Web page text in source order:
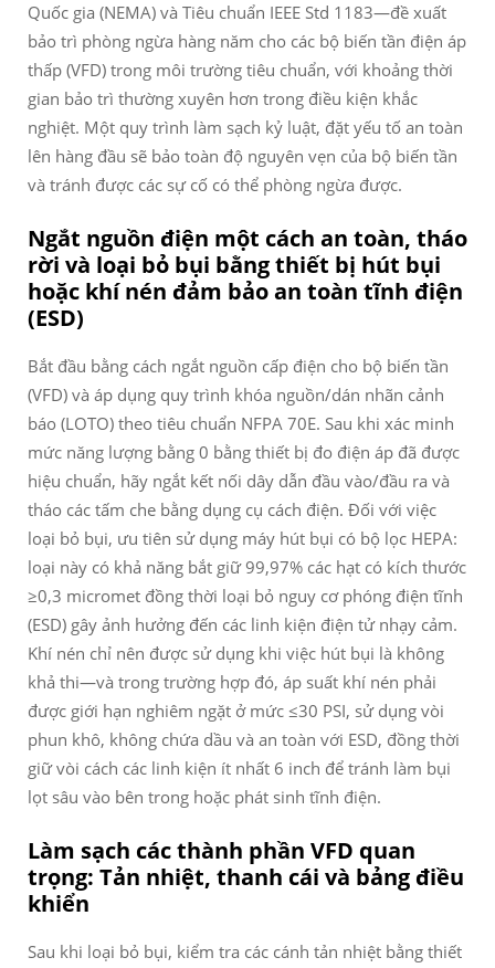
Quốc gia (NEMA) và Tiêu chuẩn IEEE Std 1183—đề xuất
bảo trì phòng ngừa hàng năm cho các bộ biến tần điện áp
thấp (VFD) trong môi trường tiêu chuẩn, với khoảng thời
gian bảo trì thường xuyên hơn trong điều kiện khắc
nghiệt. Một quy trình làm sạch kỷ luật, đặt yếu tố an toàn
lên hàng đầu sẽ bảo toàn độ nguyên vẹn của bộ biến tần
và tránh được các sự cố có thể phòng ngừa được.
Ngắt nguồn điện một cách an toàn, tháo
rời và loại bỏ bụi bằng thiết bị hút bụi
hoặc khí nén đảm bảo an toàn tĩnh điện
(ESD)
Bắt đầu bằng cách ngắt nguồn cấp điện cho bộ biến tần
(VFD) và áp dụng quy trình khóa nguồn/dán nhãn cảnh
báo (LOTO) theo tiêu chuẩn NFPA 70E. Sau khi xác minh
mức năng lượng bằng 0 bằng thiết bị đo điện áp đã được
hiệu chuẩn, hãy ngắt kết nối dây dẫn đầu vào/đầu ra và
tháo các tấm che bằng dụng cụ cách điện. Đối với việc
loại bỏ bụi, ưu tiên sử dụng máy hút bụi có bộ lọc HEPA:
loại này có khả năng bắt giữ 99,97% các hạt có kích thước
≥0,3 micromet đồng thời loại bỏ nguy cơ phóng điện tĩnh
(ESD) gây ảnh hưởng đến các linh kiện điện tử nhạy cảm.
Khí nén chỉ nên được sử dụng khi việc hút bụi là không
khả thi—và trong trường hợp đó, áp suất khí nén phải
được giới hạn nghiêm ngặt ở mức ≤30 PSI, sử dụng vòi
phun khô, không chứa dầu và an toàn với ESD, đồng thời
giữ vòi cách các linh kiện ít nhất 6 inch để tránh làm bụi
lọt sâu vào bên trong hoặc phát sinh tĩnh điện.
Làm sạch các thành phần VFD quan
trọng: Tản nhiệt, thanh cái và bảng điều
khiển
Sau khi loại bỏ bụi, kiểm tra các cánh tản nhiệt bằng thiết